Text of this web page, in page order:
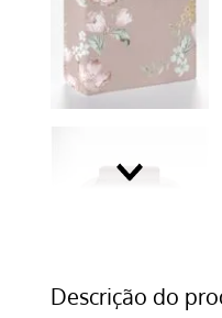
Descrição do